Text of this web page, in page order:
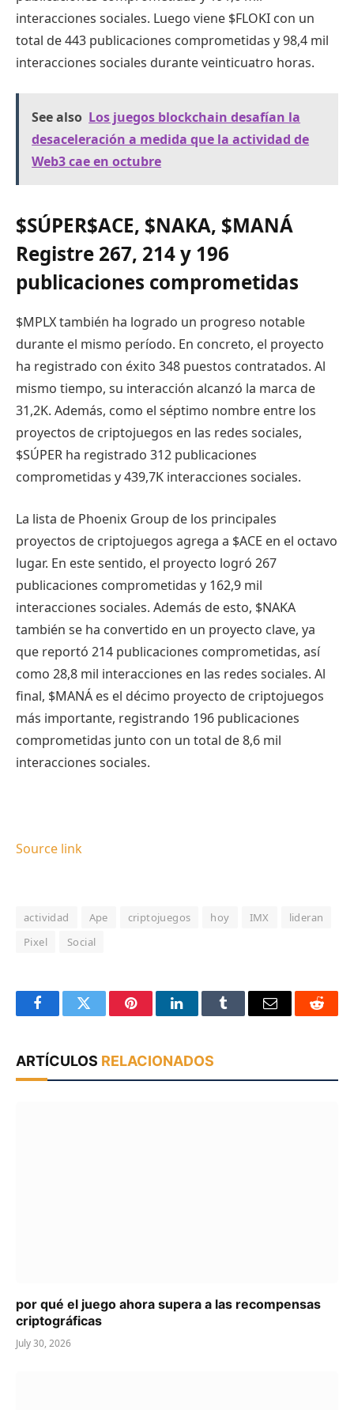
interacciones sociales. Luego viene $FLOKI con un
total de 443 publicaciones comprometidas y 98,4 mil
interacciones sociales durante veinticuatro horas.
See also Los juegos blockchain desafían la
desaceleración a medida que la actividad de
Web3 cae en octubre
$SÚPER$ACE, $NAKA, $MANÁ
Registre 267, 214 y 196
publicaciones comprometidas
$MPLX también ha logrado un progreso notable
durante el mismo período. En concreto, el proyecto
ha registrado con éxito 348 puestos contratados. Al
mismo tiempo, su interacción alcanzó la marca de
31,2K. Además, como el séptimo nombre entre los
proyectos de criptojuegos en las redes sociales,
$SÚPER ha registrado 312 publicaciones
comprometidas y 439,7K interacciones sociales.
La lista de Phoenix Group de los principales
proyectos de criptojuegos agrega a $ACE en el octavo
lugar. En este sentido, el proyecto logró 267
publicaciones comprometidas y 162,9 mil
interacciones sociales. Además de esto, $NAKA
también se ha convertido en un proyecto clave, ya
que reportó 214 publicaciones comprometidas, así
como 28,8 mil interacciones en las redes sociales. Al
final, $MANÁ es el décimo proyecto de criptojuegos
más importante, registrando 196 publicaciones
comprometidas junto con un total de 8,6 mil
interacciones sociales.
Source link
actividad Ape criptojuegos hoy IMX
lideran
Pixel
Social
FacebookTwitter PinterestLinkedInTumblr Email Reddit
ARTÍCULOS RELACIONADOS
por qué el juego ahora supera a las recompensas
criptográficas
July 30, 2026